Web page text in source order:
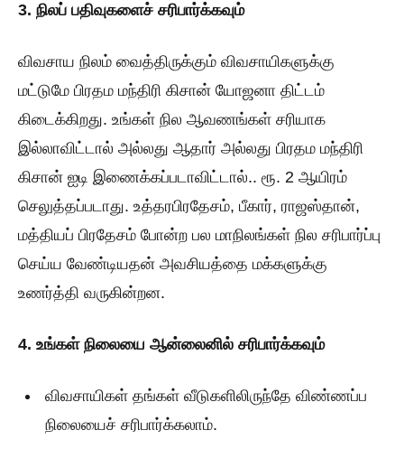
3. நிலப் பதிவுகளைச் சரிபார்க்கவும்
விவசாய நிலம் வைத்திருக்கும் விவசாயிகளுக்கு
மட்டுமே பிரதம மந்திரி கிசான் யோஜனா திட்டம்
கிடைக்கிறது. உங்கள் நில ஆவணங்கள் சரியாக
இல்லாவிட்டால் அல்லது ஆதார் அல்லது பிரதம மந்திரி
கிசான் ஐடி இணைக்கப்படாவிட்டால்.. ரூ. 2 ஆயிரம்
செலுத்தப்படாது. உத்தரபிரதேசம், பீகார், ராஜஸ்தான்,
மத்தியப் பிரதேசம் போன்ற பல மாநிலங்கள் நில சரிபார்ப்பு
செய்ய வேண்டியதன் அவசியத்தை மக்களுக்கு
உணர்த்தி வருகின்றன.
4. உங்கள் நிலையை ஆன்லைனில் சரிபார்க்கவும்
விவசாயிகள் தங்கள் வீடுகளிலிருந்தே விண்ணப்ப
நிலையைச் சரிபார்க்கலாம்.